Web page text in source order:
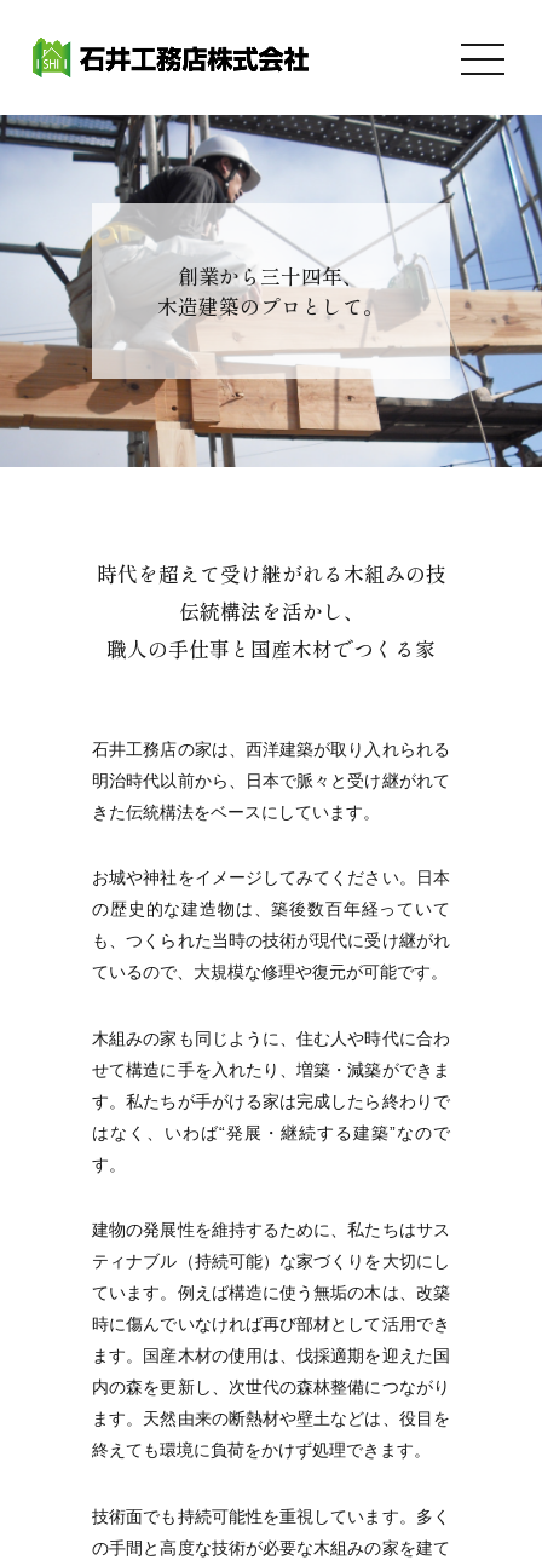
創業から三十四年、
木造建築のプロとして。
時代を超えて受け継がれる木組みの技
伝統構法を活かし、
職人の手仕事と国産木材でつくる家
石井工務店の家は、西洋建築が取り入れられる
明治時代以前から、日本で脈々と受け継がれて
きた伝統構法をベースにしています。
お城や神社をイメージしてみてください。日本
の歴史的な建造物は、築後数百年経っていて
も、つくられた当時の技術が現代に受け継がれ
ているので、大規模な修理や復元が可能です。
木組みの家も同じように、住む人や時代に合わ
せて構造に手を入れたり、増築・減築ができま
す。私たちが手がける家は完成したら終わりで
はなく、いわば“発展・継続する建築”なので
す。
建物の発展性を維持するために、私たちはサス
ティナブル（持続可能）な家づくりを大切にし
ています。例えば構造に使う無垢の木は、改築
時に傷んでいなければ再び部材として活用でき
ます。国産木材の使用は、伐採適期を迎えた国
内の森を更新し、次世代の森林整備につながり
ます。天然由来の断熱材や壁土などは、役目を
終えても環境に負荷をかけず処理できます。
技術面でも持続可能性を重視しています。多く
の手間と高度な技術が必要な木組みの家を建て